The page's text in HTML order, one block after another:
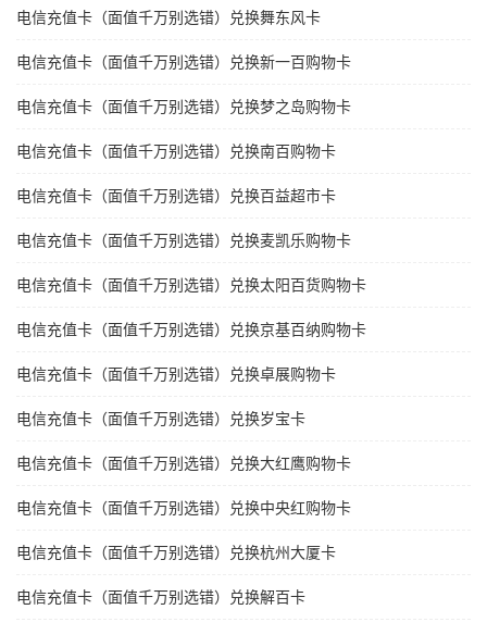
电信充值卡（面值千万别选错）兑换舞东风卡
电信充值卡（面值千万别选错）兑换新一百购物卡
电信充值卡（面值千万别选错）兑换梦之岛购物卡
电信充值卡（面值千万别选错）兑换南百购物卡
电信充值卡（面值千万别选错）兑换百益超市卡
电信充值卡（面值千万别选错）兑换麦凯乐购物卡
电信充值卡（面值千万别选错）兑换太阳百货购物卡
电信充值卡（面值千万别选错）兑换京基百纳购物卡
电信充值卡（面值千万别选错）兑换卓展购物卡
电信充值卡（面值千万别选错）兑换岁宝卡
电信充值卡（面值千万别选错）兑换大红鹰购物卡
电信充值卡（面值千万别选错）兑换中央红购物卡
电信充值卡（面值千万别选错）兑换杭州大厦卡
电信充值卡（面值千万别选错）兑换解百卡